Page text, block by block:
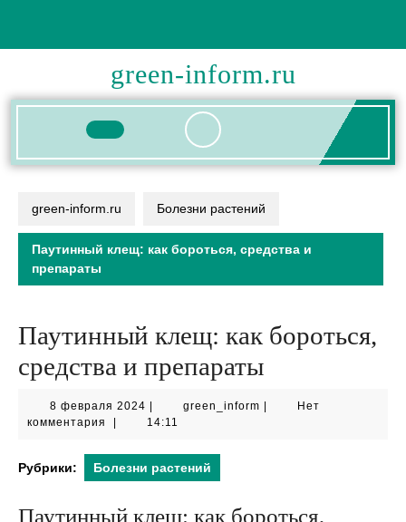
содержимому
green-inform.ru
Кнопка
green-inform.ru Болезни растений
Паутинный клещ: как бороться, средства и
препараты
Паутинный клещ: как бороться,
средства и препараты
8 февраля 2024 8
февраля
green_informgreen_inform
Нет
комментария
14:11
Рубрики: Болезни растений
Паутинный клещ: как бороться,